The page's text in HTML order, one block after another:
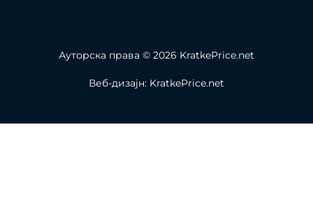
Ауторска права © 2026 KratkePrice.net
Веб-дизајн: KratkePrice.net